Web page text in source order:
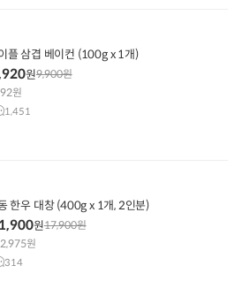
메이플 삼겹 베이컨 (100g x 1개)
원9,900원
원
1,451
안동 한우 대창 (400g x 1개, 2인분)
원17,900원
원
314